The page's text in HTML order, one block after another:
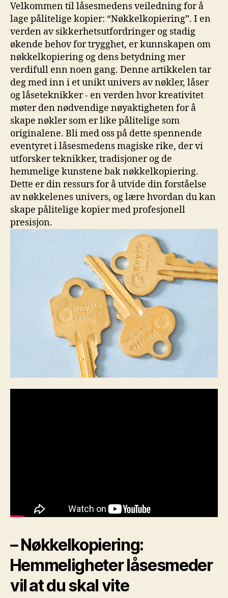
Velkommen til låsesmedens ⁤veiledning for å
lage pålitelige⁣ kopier: “Nøkkelkopiering”. I⁢ en
verden av ⁤sikkerhetsutfordringer ‍og stadig⁤
økende behov for ⁣trygghet, er kunnskapen om
nøkkelkopiering og dens ⁤betydning mer
verdifull enn noen gang. ‌Denne artikkelen tar
deg med inn i et unikt ⁢univers av ​nøkler, låser
og låseteknikker -​ en verden⁢ hvor ⁣kreativitet
møter den ⁤nødvendige nøyaktigheten​ for‌ å
skape nøkler som er⁤ like pålitelige som
originalene. ‌Bli med oss på ​dette‍ spennende
eventyret i låsesmedens ⁤magiske rike, der vi
utforsker teknikker, tradisjoner og de
hemmelige kunstene bak nøkkelkopiering.
Dette er din ressurs for å⁣ utvide din forståelse
av nøkkelenes univers, og ‌lære hvordan du kan
skape pålitelige kopier ‍med profesjonell‌
presisjon.
– Nøkkelkopiering:
⁢Hemmeligheter låsesmeder
vil ⁢at du skal vite